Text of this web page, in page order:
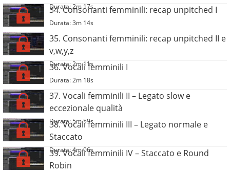
Durata: 2m 17s
34. Consonanti femminili: recap unpitched I
Durata: 3m 14s
35. Consonanti femminili: recap unpitched II e
v,w,y,z
Durata: 2m 11s
36. Vocali femminili I
Durata: 2m 18s
37. Vocali femminili II – Legato slow e
eccezionale qualità
Durata: 5m 59s
38. Vocali femminili III – Legato normale e
Staccato
Durata: 4m 06s
39. Vocali femminili IV – Staccato e Round
Robin